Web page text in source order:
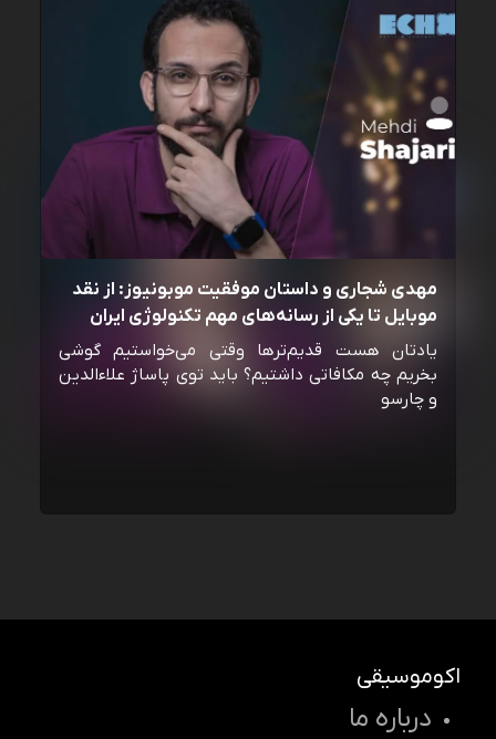
مهدی شجاری و داستان موفقیت موبونیوز: از نقد
موبایل تا یکی از رسانه‌‌های مهم تکنولوژی ایران
یادتان هست قدیم‌ترها وقتی می‌خواستیم گوشی
بخریم چه مکافاتی داشتیم؟ باید توی پاساژ علاءالدین
و چارسو
اکوموسیقی
درباره ما